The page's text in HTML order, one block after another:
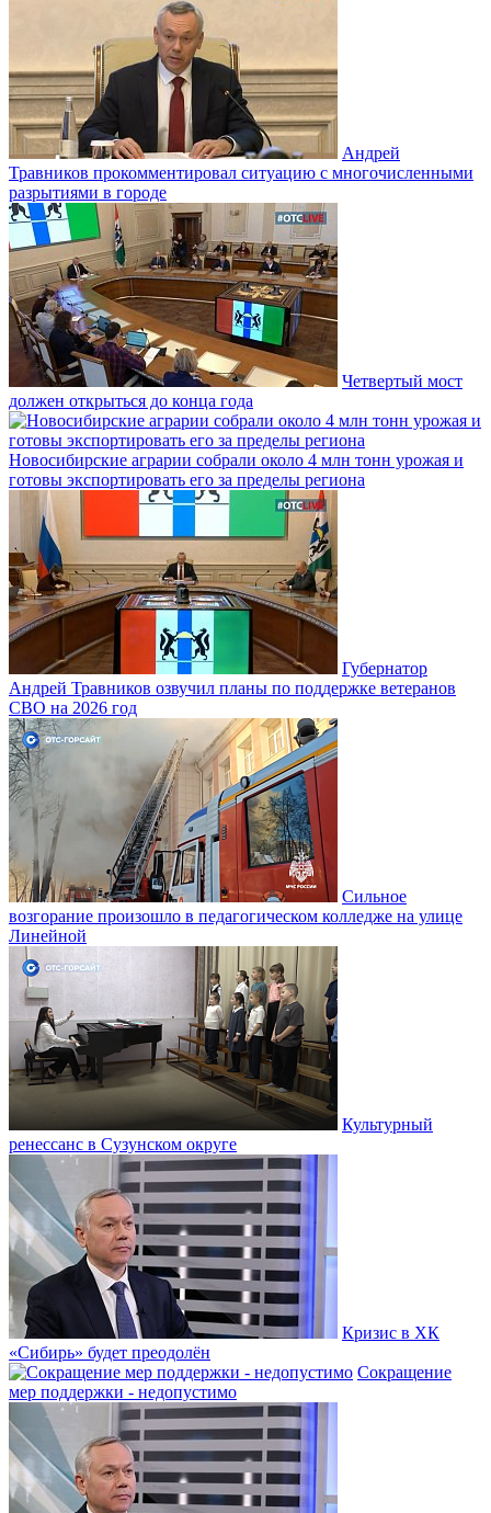
Андрей
Травников прокомментировал ситуацию с многочисленными
разрытиями в городе
Четвертый мост
должен открыться до конца года
Новосибирские аграрии собрали около 4 млн тонн урожая и
готовы экспортировать его за пределы региона
Губернатор
Андрей Травников озвучил планы по поддержке ветеранов
СВО на 2026 год
Сильное
возгорание произошло в педагогическом колледже на улице
Линейной
Культурный
ренессанс в Сузунском округе
Кризис в ХК
«Сибирь» будет преодолён
Сокращение
мер поддержки - недопустимо